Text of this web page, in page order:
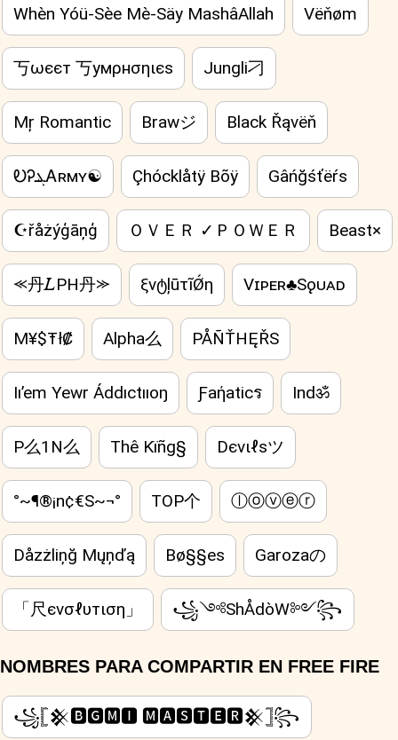
Whèn Yóü-Sèe Mè-Säy MashâAllah Vëňøm
丂ωєєт 丂умρнσηιєѕ Jungli刁
Mŗ Romantic Brawジ Black Řąvëň
ᎧᎮܔᎪʀᴍʏ☯ Çhócklåtÿ Bõÿ Gâńğśťëŕs
☪řåżýģāņģ ＯＶＥＲ ✓ＰＯＷＥＲ Beast×
⪻丹𝐿PH丹⪼ ξvტļūτĩǾη Vɪᴘᴇʀ♣Sǫᴜᴀᴅ
M¥$Ŧł₡ Alpha么 PÅÑŤHĘŘS
Iı’em Yewr Áddıctııoŋ Ƒaήaticร Indॐ
P么1N么 Thê Kïñg§ Dєνιℓѕツ
°~¶®¡n¢€S~¬° TOP个 ⓛⓞⓥⓔⓡ
Dåzżliņğ Mųņďą Bø§§es Garozaの
「尺єνσℓυтιση」 ꧁༺ShÅdòW༻꧂
NOMBRES PARA COMPARTIR EN FREE FIRE
꧁𓊈𒆜🅱🅶🅼🅸 🅼🅰🆂🆃🅴🆁𒆜𓊉꧂